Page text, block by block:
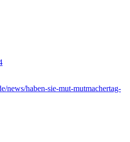
news/haben-sie-mut-mutmachertag-